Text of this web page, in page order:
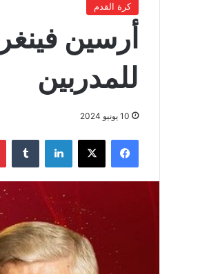
كرة القدم
أرسين
للمدربين
10 يونيو 2024
فيسبوك ‫X لينكدإن